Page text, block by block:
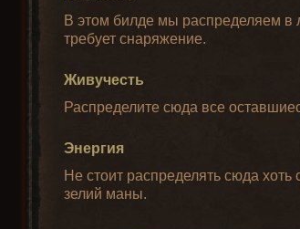
В этом билде мы распределяем в
требует снаряжение.
Живучесть
Распределите сюда все
Энергия
Не стоит распределять сюда
зелий маны.